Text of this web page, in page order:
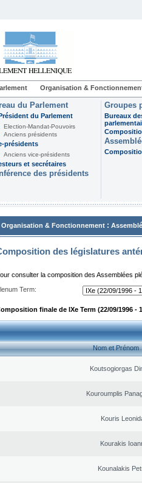
Organisation &
du Parlement
du Parlement
Election-Mandat-Pouvoirs
Anciens présidents
présidents
Anciens vice-présidents
et secrétaires
des présidents
Groupes
Bureaux
Organisation & Fonctionnement :
des législatures
consulter la composition des Assemblées
Term:
finale de IXe Term (22/09/1996 -
Nom et Prénom
Koutsogiorgas
Kouroumplis
Kouris
Kourakis
Kounalakis